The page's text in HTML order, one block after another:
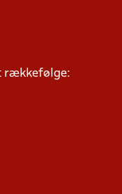
rækkefølge: